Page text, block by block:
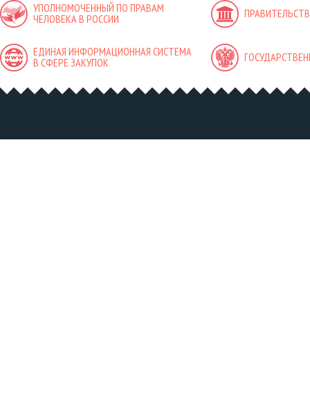
УПОЛНОМОЧЕННЫЙ ПО ПРАВАМ
ЧЕЛОВЕКА В РОССИИ
ЕДИНАЯ ИНФОРМАЦИОННАЯ СИСТЕМА
В СФЕРЕ ЗАКУПОК